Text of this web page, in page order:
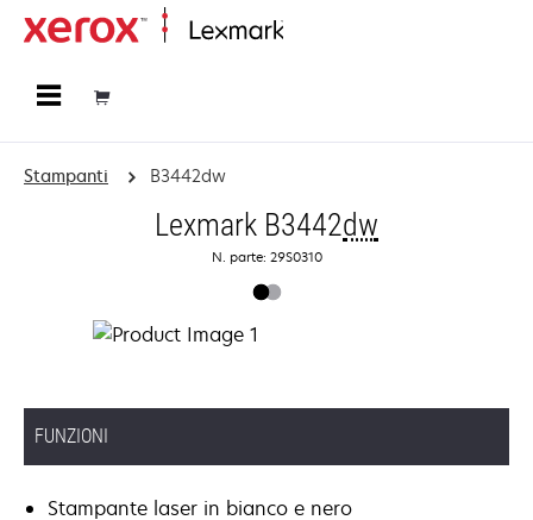
Stampanti B3442dw
Lexmark B3442dw
N. parte: 29S0310
FUNZIONI
Stampante laser in bianco e nero